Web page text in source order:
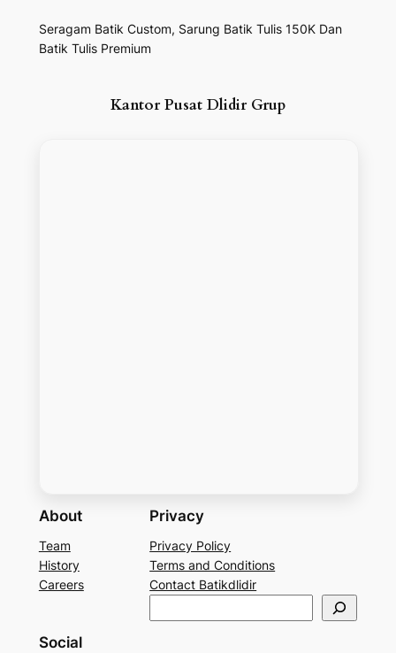
Seragam Batik Custom, Sarung Batik Tulis 150K Dan
Batik Tulis Premium
Kantor Pusat Dlidir Grup
About
Team
History
Careers
Privacy
Privacy Policy
Terms and Conditions
Contact Batikdlidir
e
Social